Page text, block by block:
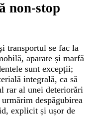
non-stop
transportul se fac la
aparate și marfă
sunt excepții;
integrală, ca să
rar al unei deteriorări
despăgubirea
explicit și ușor de